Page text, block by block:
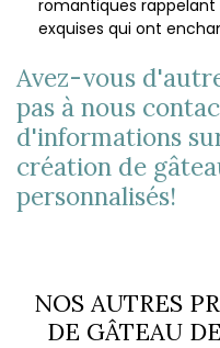
romantiques rappelant
exquises qui ont
Avez-vous
pas à nous
d'informations
création de
personnalisés!
NOS AUTRES
DE GÂTEAU